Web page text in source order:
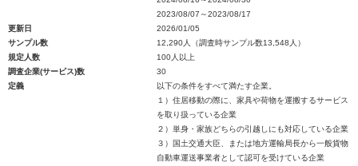
2023/08/07～2023/08/17
更新日
2026/01/05
サンプル数
12,290人（調査時サンプル数13,548人）
規定人数
100人以上
調査企業(サービス)数
30
定義
以下の条件をすべて満たす企業。
１）住居移動の際に、家具や荷物を運搬するサービス
を取り扱っている企業
２）単身・家族どちらの引越しにも対応している企業
３）国土交通大臣、または地方運輸局長から一般貨物
自動車運送事業者として認可を受けている企業